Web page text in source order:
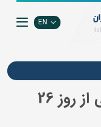
EN
اردوی تیم ملی کشتی فرنگی از روز 26